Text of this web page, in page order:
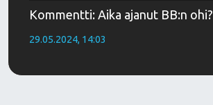
Kommentti: Aika ajanut BB:n ohi?
29.05.2024, 14:03